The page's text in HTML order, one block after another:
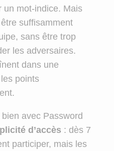
un mot-indice. Mais
suffisamment
sans être trop
les adversaires.
dans une
points
avec Password
d’accès : dès 7
participer, mais les